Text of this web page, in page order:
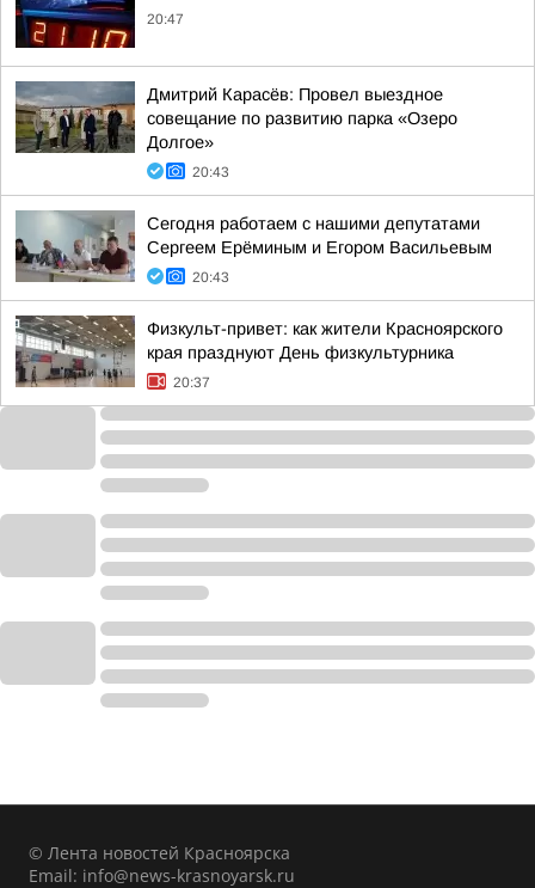
20:47
Дмитрий Карасёв: Провел выездное
совещание по развитию парка «Озеро
Долгое»
20:43
Сегодня работаем с нашими депутатами
Сергеем Ерёминым и Егором Васильевым
20:43
Физкульт-привет: как жители Красноярского
края празднуют День физкультурника
20:37
© Лента новостей Красноярска
Email: info@news-krasnoyarsk.ru